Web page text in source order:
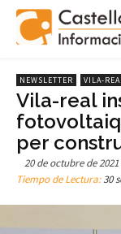
NEWSLETTER VILA-REAL
Vila-real
per
20 de octubre de 2021
Tiempo de Lectura:30